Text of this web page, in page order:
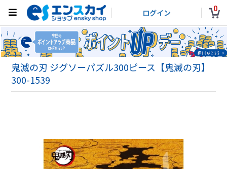
ログイン 0
鬼滅の刃 ジグソーパズル300ピース【鬼滅の刃】
300-1539